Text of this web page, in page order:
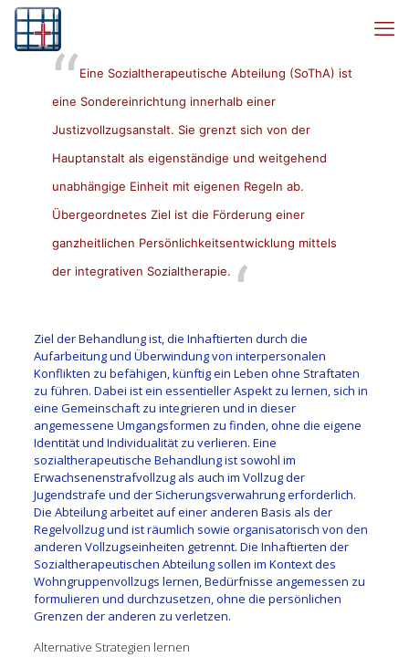
Eine Sozialtherapeutische Abteilung (SoThA) ist
eine Sondereinrichtung innerhalb einer
Justizvollzugsanstalt. Sie grenzt sich von der
Hauptanstalt als eigenständige und weitgehend
unabhängige Einheit mit eigenen Regeln ab.
Übergeordnetes Ziel ist die Förderung einer
ganzheitlichen Persönlichkeitsentwicklung mittels
der integrativen Sozialtherapie.
Ziel der Behandlung ist, die Inhaftierten durch die
Aufarbeitung und Überwindung von interpersonalen
Konflikten zu befähigen, künftig ein Leben ohne Straftaten
zu führen. Dabei ist ein essentieller Aspekt zu lernen, sich in
eine Gemeinschaft zu integrieren und in dieser
angemessene Umgangsformen zu finden, ohne die eigene
Identität und Individualität zu verlieren. Eine
sozialtherapeutische Behandlung ist sowohl im
Erwachsenenstrafvollzug als auch im Vollzug der
Jugendstrafe und der Sicherungsverwahrung erforderlich.
Die Abteilung arbeitet auf einer anderen Basis als der
Regelvollzug und ist räumlich sowie organisatorisch von den
anderen Vollzugseinheiten getrennt. Die Inhaftierten der
Sozialtherapeutischen Abteilung sollen im Kontext des
Wohngruppenvollzugs lernen, Bedürfnisse angemessen zu
formulieren und durchzusetzen, ohne die persönlichen
Grenzen der anderen zu verletzen.
Alternative Strategien lernen